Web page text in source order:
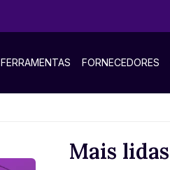
FERRAMENTAS FORNECEDORES
Mais lidas